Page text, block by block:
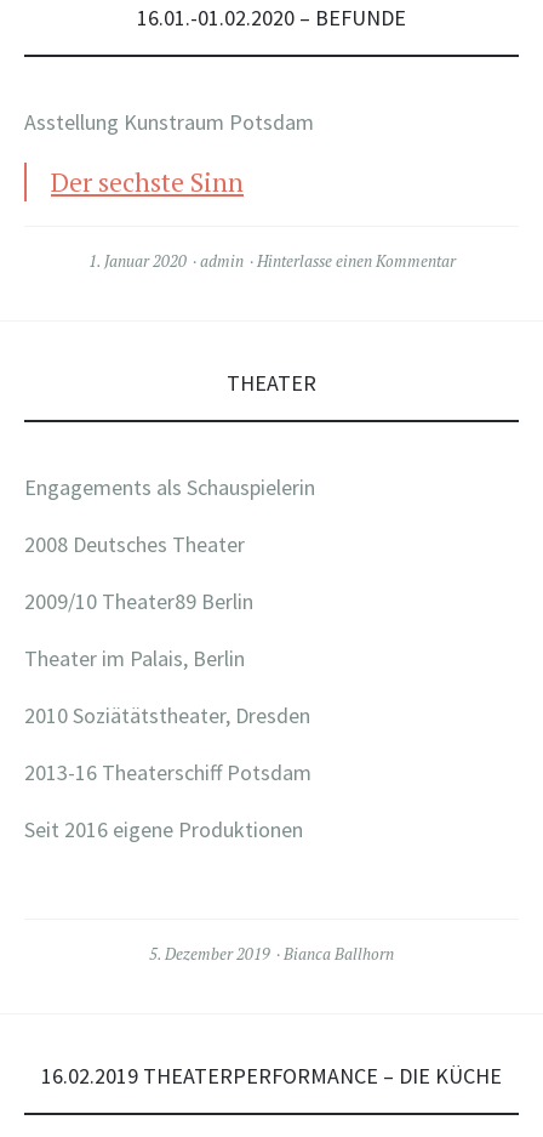
16.01.-01.02.2020 – BEFUNDE
Asstellung Kunstraum Potsdam
Der sechste Sinn
1. Januar 2020 admin Hinterlasse einen Kommentar
THEATER
Engagements als Schauspielerin
2008 Deutsches Theater
2009/10 Theater89 Berlin
Theater im Palais, Berlin
2010 Soziätätstheater, Dresden
2013-16 Theaterschiff Potsdam
Seit 2016 eigene Produktionen
5. Dezember 2019 Bianca Ballhorn
16.02.2019 THEATERPERFORMANCE – DIE KÜCHE